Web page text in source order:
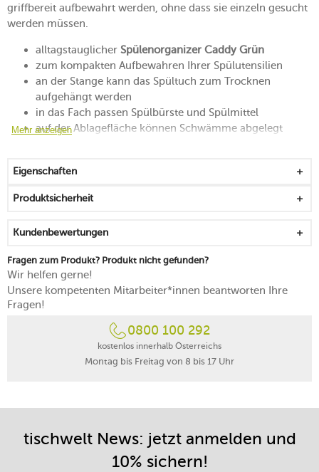
griffbereit aufbewahrt werden, ohne dass sie einzeln gesucht
werden müssen.
alltagstauglicher Spülenorganizer Caddy Grün
zum kompakten Aufbewahren Ihrer Spülutensilien
an der Stange kann das Spültuch zum Trocknen
aufgehängt werden
in das Fach passen Spülbürste und Spülmittel
auf der Ablagefläche können Schwämme abgelegt
Auffangschale
aus BPA-freiem ABS-Kunststoff und Silikon gefertigt
Mehr anzeigen
Eigenschaften
Produktsicherheit
Kundenbewertungen
Fragen zum Produkt? Produkt nicht gefunden?
Wir helfen gerne!
Unsere kompetenten Mitarbeiter*innen beantworten Ihre
Fragen!
0800 100 292
kostenlos innerhalb Österreichs
Montag bis Freitag von 8 bis 17 Uhr
tischwelt News: jetzt anmelden und
10% sichern!